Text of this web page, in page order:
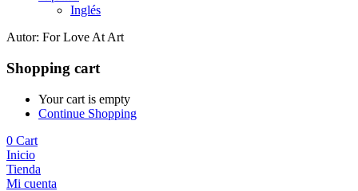
Inglés
Autor: For Love At Art
Shopping cart
Your cart is empty
Continue Shopping
0 Cart
Inicio
Tienda
Mi cuenta